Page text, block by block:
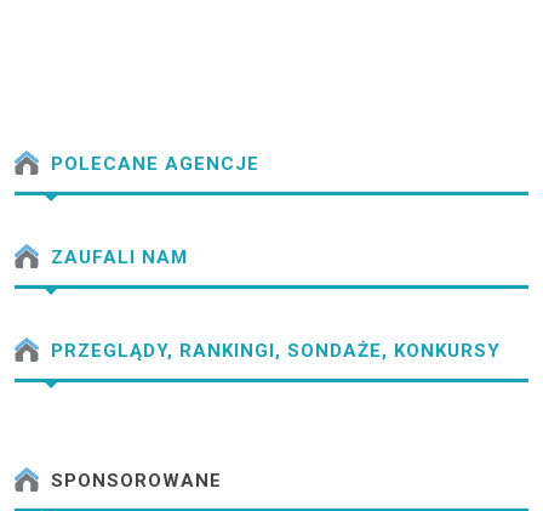
POLECANE AGENCJE
ZAUFALI NAM
PRZEGLĄDY, RANKINGI, SONDAŻE, KONKURSY
SPONSOROWANE